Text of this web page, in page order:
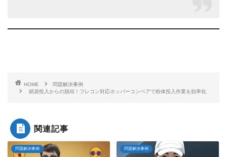
HOME
問題解決事例
紙袋投入からの脱却！フレコン対応ホッパーコンベアで粉体投入作業を効率化
関連記事
問題解決事例 問題解決事例